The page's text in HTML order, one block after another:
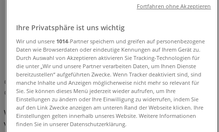
Angebote für Kleidung, Schuhe und Accessoires in
Falke in Hilden»
Falke | Axlerhof 1
Karte
02103987924
Karte
02103987924
Wir sind gerade dabei Angebote zu "Falke" zu
veröffentlichen
Ihre Privatsphäre ist uns wichtig
Wir und unsere 1014-Partner speichern und greifen auf personenbezogene
Daten wie Browserdaten oder eindeutige Kennungen auf Ihrem Gerät zu.
Durch Auswahl von Akzeptieren aktivieren Sie Tracking-Technologien für
die unter „Wir und unsere Partner verarbeiten Daten, um Ihnen Dienste
bereitzustellen“ aufgeführten Zwecke. Wenn Tracker deaktiviert sind, sind
manche Inhalte und Anzeigen möglicherweise nicht mehr so relevant für
Sie. Sie können dieses Menü jederzeit wieder aufrufen, um Ihre
Einstellungen zu ändern oder Ihre Einwilligung zu widerrufen, indem Sie
auf den Link Zwecke anzeigen am unteren Rand der Webseite klicken. Ihre
Einstellungen gelten innerhalb unseres Website. Weitere Informationen
finden Sie in unserer Datenschutzerklärung.
Fortfahren ohne Akzeptieren